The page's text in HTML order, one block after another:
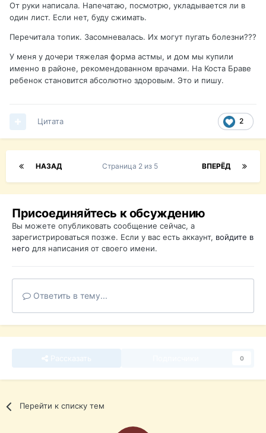
От руки написала. Напечатаю, посмотрю, укладывается ли в
один лист. Если нет, буду сжимать.
Перечитала топик. Засомневалась. Их могут пугать болезни???
У меня у дочери тяжелая форма астмы, и дом мы купили
именно в районе, рекомендованном врачами. На Коста Браве
ребенок становится абсолютно здоровым. Это и пишу.
2
Цитата
НАЗАД ВПЕРЁД
Страница 2 из 5
Присоединяйтесь к обсуждению
Вы можете опубликовать сообщение сейчас, а
зарегистрироваться позже. Если у вас есть аккаунт, войдите в
него для написания от своего имени.
Ответить в тему...
0
Перейти к списку тем